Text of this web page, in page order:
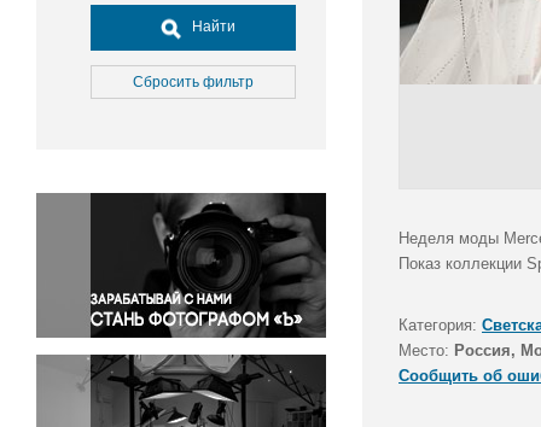
Досуг, туризм и отдых
Культура
Медицина
Окружающая среда
Политика
Правосудие
Происшествия и конфликты
Религия
Светская жизнь
Спорт
Экология
Найти
Сбросить фильтр
Неделя моды
Показ коллекции
Категория:
Место: Россия,
Сообщить об